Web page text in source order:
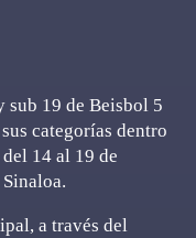
sub 19 de Beisbol 5
categorías dentro
14 al 19 de
a través del